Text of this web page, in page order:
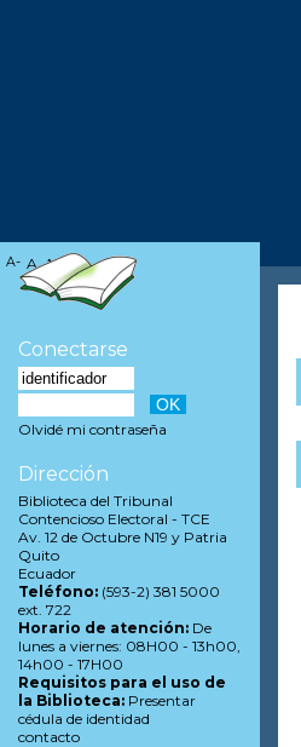
A- A A+
Conectarse
Olvidé mi contraseña
Dirección
Biblioteca del Tribunal
Contencioso Electoral - TCE
Av. 12 de Octubre N19 y Patria
Quito
Ecuador
Teléfono: (593-2) 381 5000
ext. 722
Horario de atención: De
lunes a viernes: 08H00 - 13h00,
14h00 - 17H00
Requisitos para el uso de
la Biblioteca: Presentar
cédula de identidad
contacto